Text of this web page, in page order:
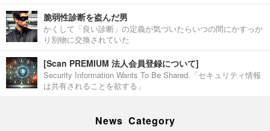
脆弱性診断を盗んだ男
かくして「良い診断」の定義が気づいたらいつの間にかすっか
り別物に交換されていた
[Scan PREMIUM 法人会員登録について]
Security Information Wants To Be Shared.「セキュリティ情報
は共有されることを欲する」
News Category